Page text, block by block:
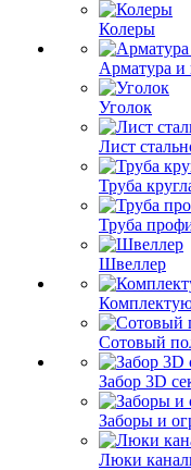
Колеры
Арматура и
Уголок
Лист
Труба
Труба
Швеллер
Сотовый
Забор 3D
Заборы и
Люки